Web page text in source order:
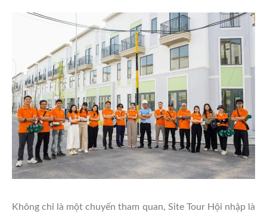
Không chỉ là một chuyến tham quan, Site Tour Hội nhập là